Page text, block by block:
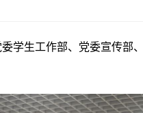
学生工作部、党委宣传部